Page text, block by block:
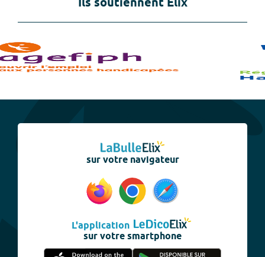
Ils soutiennent Elix
sur votre navigateur
L'application
sur votre smartphone